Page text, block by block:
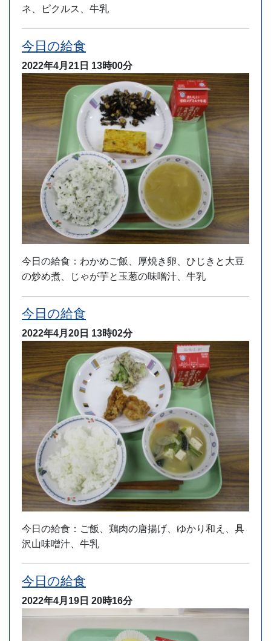
ネ、ピクルス、牛乳
今日の給食
2022年4月21日 13時00分
今日の給食：わかめご飯、厚焼き卵、ひじきと大豆
の炒め煮、じゃが芋と玉葱の味噌汁、牛乳
今日の給食
2022年4月20日 13時02分
今日の給食：ご飯、鶏肉の唐揚げ、ゆかり和え、具
沢山味噌汁、牛乳
今日の給食
2022年4月19日 20時16分